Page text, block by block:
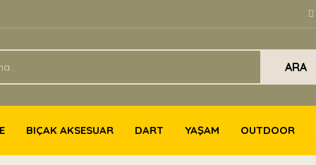
ARA
BIÇAK AKSESUAR DART YAŞAM OUTDOOR